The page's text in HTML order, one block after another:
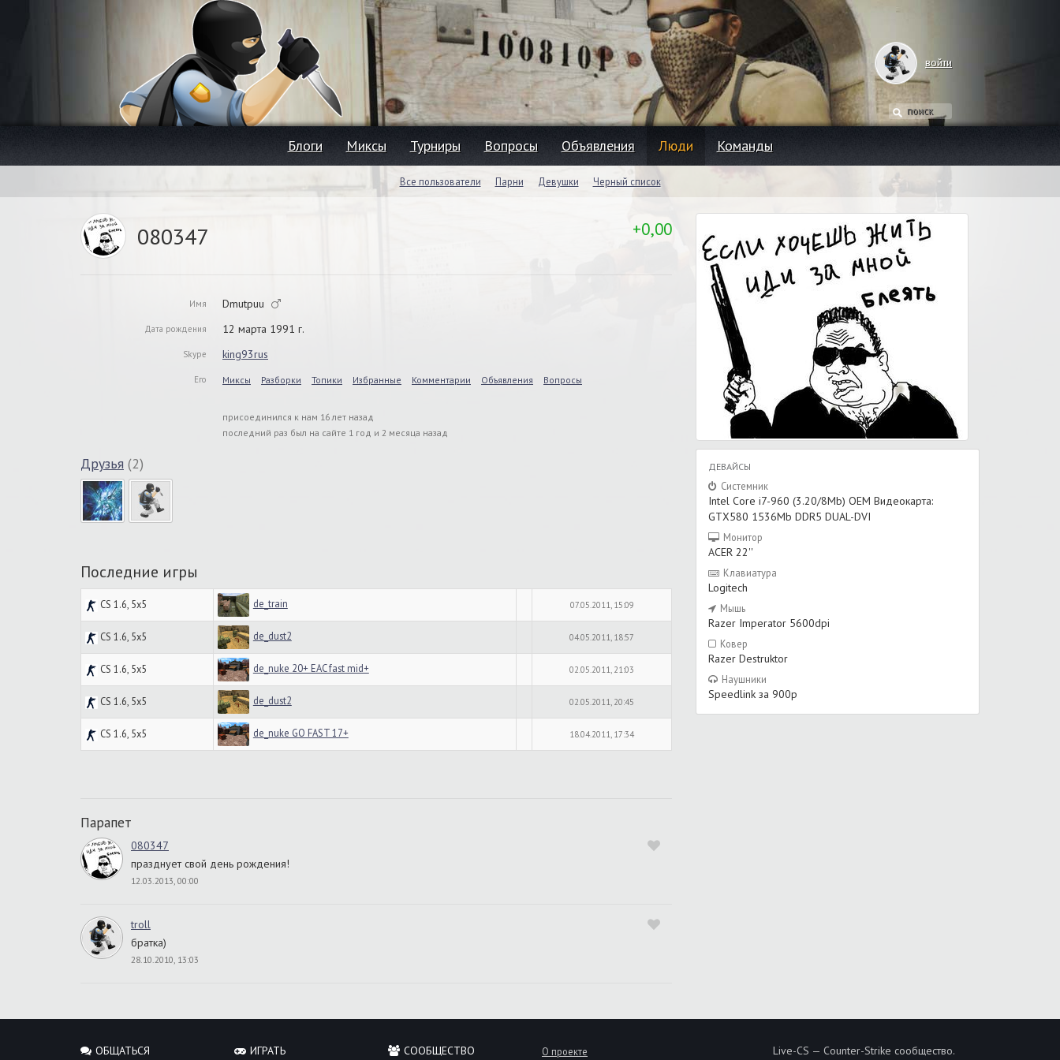
войти
Блоги Миксы Турниры Вопросы Объявления Люди Команды
Все пользователи Парни Девушки Черный список
080347 +0,00
Имя Dmutpuu
Дата рождения 12 марта 1991 г.
Skype king93rus
Его Миксы Разборки Топики Избранные Комментарии Объявления Вопросы
присоединился к нам 16 лет назад
последний раз был на сайте 1 год и 2 месяца назад
Друзья (2)
Последние игры
CS 1.6, 5x5 de_train 07.05.2011, 15:09
CS 1.6, 5x5 de_dust2 04.05.2011, 18:57
CS 1.6, 5x5 de_nuke 20+ EAC fast mid+ 02.05.2011, 21:03
CS 1.6, 5x5 de_dust2 02.05.2011, 20:45
CS 1.6, 5x5 de_nuke GO FAST 17+ 18.04.2011, 17:34
Парапет
080347
празднует свой день рождения!
12.03.2013, 00:00
troll
братка)
28.10.2010, 13:03
ДЕВАЙСЫ
Системник
Intel Core i7-960 (3.20/8Mb) OEM Видеокарта:
GTX580 1536Mb DDR5 DUAL-DVI
Монитор
ACER 22''
Клавиатура
Logitech
Мышь
Razer Imperator 5600dpi
Ковер
Razer Destruktor
Наушники
Speedlink за 900р
ОБЩАТЬСЯ ИГРАТЬ СООБЩЕСТВО О проекте
Live-CS — Counter-Strike сообщество.